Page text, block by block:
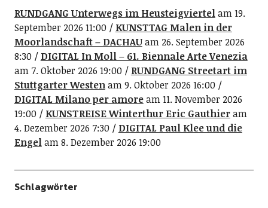
RUNDGANG Unterwegs im Heusteigviertelam 19.
September 2026 11:00
KUNSTTAG Malen in der
Moorlandschaft – DACHAUam 26. September 2026
8:30
DIGITAL In Moll – 61. Biennale Arte Venezia
am 7. Oktober 2026 19:00
RUNDGANG Streetart im
Stuttgarter Westenam 9. Oktober 2026 16:00
DIGITAL Milano per amoream 11. November 2026
19:00
KUNSTREISE Winterthur Eric Gauthieram
4. Dezember 2026 7:30
DIGITAL Paul Klee und die
Engelam 8. Dezember 2026 19:00
Schlagwörter